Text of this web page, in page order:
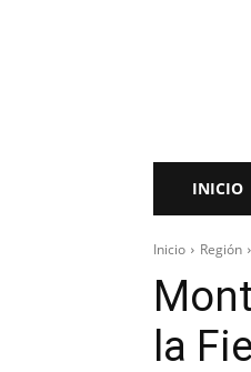
INICIO
Inicio Región
la